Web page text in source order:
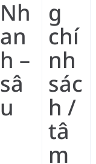
Nh
an
h –
sâ
u
g
chí
nh
sác
h /
tâ
m